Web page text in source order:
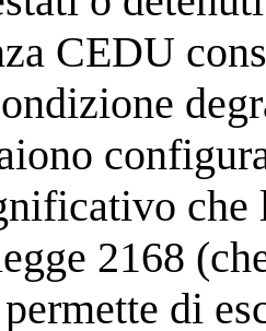
CEDU
che
2168
di